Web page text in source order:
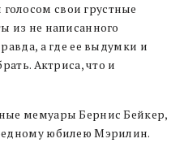
свои грустные
из не написанного
а где ее выдумки и
Актриса, что и
мемуары Бернис Бейкер,
юбилею Мэрилин.